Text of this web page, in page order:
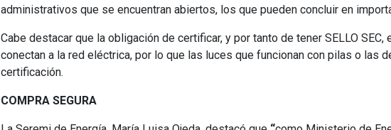
administrativos que se encuentran abiertos, los que pueden concluir en
Cabe destacar que la obligación de certificar, y por tanto de tener SELLO
conectan a la red eléctrica, por lo que las luces que funcionan con pilas o las
certificación.
COMPRA SEGURA